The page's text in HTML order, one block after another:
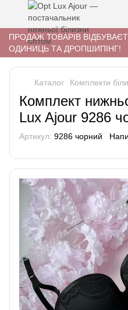
ПРОДАЖ ТОВАРІВ
ОДИНИЦЬ ТА ДРОПШИПІНГ!
Каталог Комплекти
Комплект
Lux Ajour 9286
Артикул: 9286 чорний